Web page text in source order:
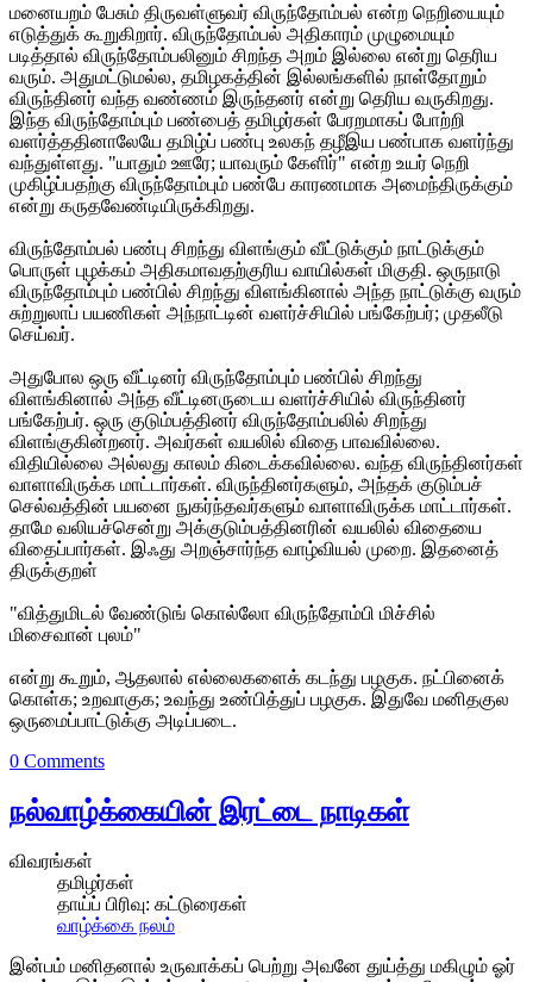
மனையறம் பேசும் திருவள்ளுவர் விருந்தோம்பல் என்ற நெறியையும்
எடுத்துக் கூறுகிறார். விருந்தோம்பல் அதிகாரம் முழுமையும்
படித்தால் விருந்தோம்பலினும் சிறந்த அறம் இல்லை என்று தெரிய
வரும். அதுமட்டுமல்ல, தமிழகத்தின் இல்லங்களில் நாள்தோறும்
விருந்தினர் வந்த வண்ணம் இருந்தனர் என்று தெரிய வருகிறது.
இந்த விருந்தோம்பும் பண்பைத் தமிழர்கள் பேரறமாகப் போற்றி
வளர்த்ததினாலேயே தமிழ்ப் பண்பு உலகந் தழீஇய பண்பாக வளர்ந்து
வந்துள்ளது. "யாதும் ஊரே; யாவரும் கேளிர்" என்ற உயர் நெறி
முகிழ்ப்பதற்கு விருந்தோம்பும் பண்பே காரணமாக அமைந்திருக்கும்
என்று கருதவேண்டியிருக்கிறது.
விருந்தோம்பல் பண்பு சிறந்து விளங்கும் வீட்டுக்கும் நாட்டுக்கும்
பொருள் புழக்கம் அதிகமாவதற்குரிய வாயில்கள் மிகுதி. ஒருநாடு
விருந்தோம்பும் பண்பில் சிறந்து விளங்கினால் அந்த நாட்டுக்கு வரும்
சுற்றுலாப் பயணிகள் அந்நாட்டின் வளர்ச்சியில் பங்கேற்பர்; முதலீடு
செய்வர்.
அதுபோல ஒரு வீட்டினர் விருந்தோம்பும் பண்பில் சிறந்து
விளங்கினால் அந்த வீட்டினருடைய வளர்ச்சியில் விருந்தினர்
பங்கேற்பர். ஒரு குடும்பத்தினர் விருந்தோம்பலில் சிறந்து
விளங்குகின்றனர். அவர்கள் வயலில் விதை பாவவில்லை.
விதியில்லை அல்லது காலம் கிடைக்கவில்லை. வந்த விருந்தினர்கள்
வாளாவிருக்க மாட்டார்கள். விருந்தினர்களும், அந்தக் குடும்பச்
செல்வத்தின் பயனை நுகர்ந்தவர்களும் வாளாவிருக்க மாட்டார்கள்.
தாமே வலியச்சென்று அக்குடும்பத்தினரின் வயலில் விதையை
விதைப்பார்கள். இஃது அறஞ்சார்ந்த வாழ்வியல் முறை. இதனைத்
திருக்குறள்
"வித்துமிடல் வேண்டுங் கொல்லோ விருந்தோம்பி மிச்சில்
மிசைவான் புலம்"
என்று கூறும், ஆதலால் எல்லைகளைக் கடந்து பழகுக. நட்பினைக்
கொள்க; உறவாகுக; உவந்து உண்பித்துப் பழகுக. இதுவே மனிதகுல
ஒருமைப்பாட்டுக்கு அடிப்படை.
0 Comments
நல்வாழ்க்கையின் இரட்டை நாடிகள்
விவரங்கள்
தமிழர்கள்
தாய்ப் பிரிவு: கட்டுரைகள்
வாழ்க்கை நலம்
இன்பம் மனிதனால் உருவாக்கப் பெற்று அவனே துய்த்து மகிழும் ஓர்